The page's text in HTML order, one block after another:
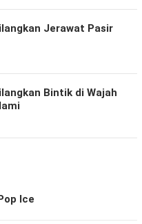
Jerawat Pasir
Bintik di Wajah
Ice